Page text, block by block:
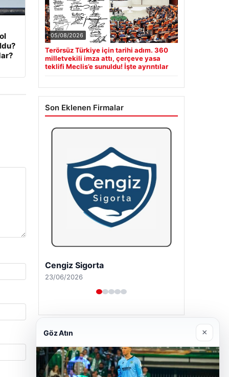
05/08/2026
Terörsüz Türkiye için tarihi adım. 360
milletvekili imza attı, çerçeve yasa
teklifi Meclis’e sunuldu! İşte ayrıntılar
Son Eklenen Firmalar
Hastaş Beton
26/05/2026
Göz Atın ×